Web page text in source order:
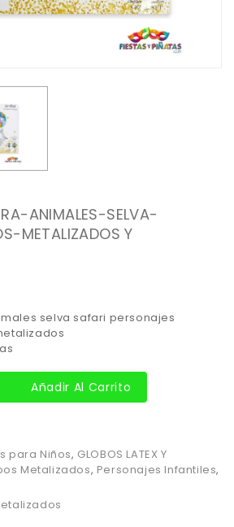
ANIMALES-SELVA-
METALIZADOS Y
selva safari personajes
Añadir Al Carrito
para Niños, GLOBOS LATEX Y
Metalizados, Personajes Infantiles,